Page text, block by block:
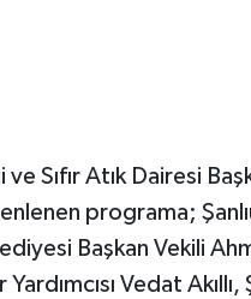
Sıfır Atık Dairesi
programa;
Başkan Vekili
Vedat Akıllı,